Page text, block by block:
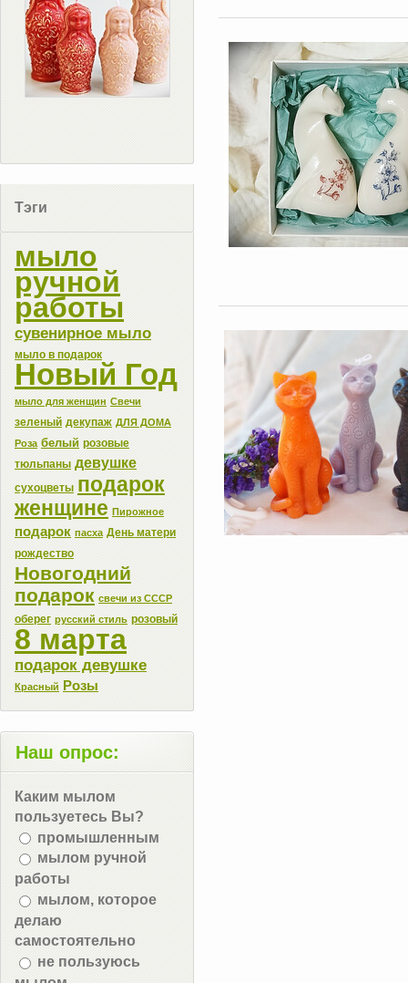
Тэги
мыло
ручной
работы
сувенирное мыло
мыло в подарок
Новый Год
мыло для женщин Свечи
зеленый декупаж ДЛЯ ДОМА
Роза белый розовые
тюльпаны девушке
сухоцветы подарок
женщине Пирожное
подарок пасха День матери
рождество
Новогодний
подарок свечи из СССР
оберег русский стиль розовый
8 марта
подарок девушке
Красный Розы
Наш опрос:
Каким мылом
пользуетесь Вы?
промышленным
мылом ручной
работы
мылом, которое
делаю
самостоятельно
не пользуюсь